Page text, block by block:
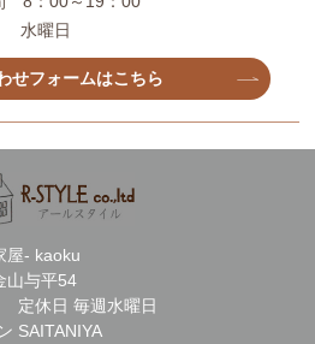
水曜日
せフォームはこちら
屋- kaoku
山与平54
休日 毎週水曜日
SAITANIYA